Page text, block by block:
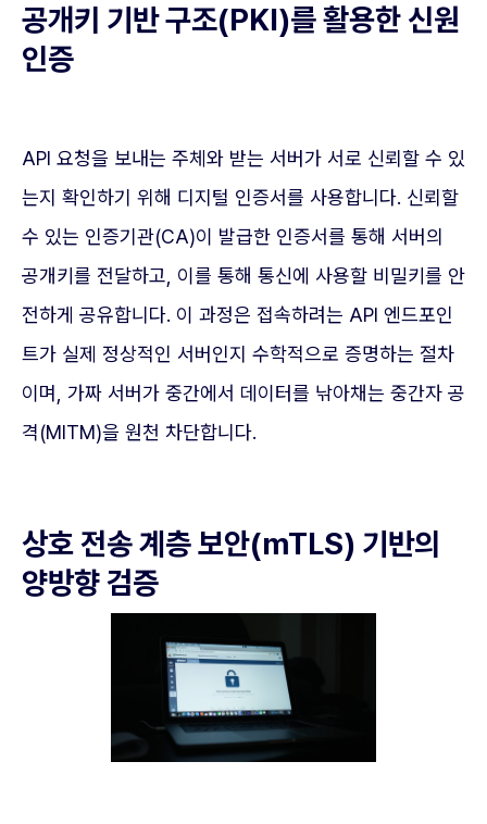
공개키 기반 구조(PKI)를 활용한 신원
인증
API 요청을 보내는 주체와 받는 서버가 서로 신뢰할 수 있
는지 확인하기 위해 디지털 인증서를 사용합니다. 신뢰할
수 있는 인증기관(CA)이 발급한 인증서를 통해 서버의
공개키를 전달하고, 이를 통해 통신에 사용할 비밀키를 안
전하게 공유합니다. 이 과정은 접속하려는 API 엔드포인
트가 실제 정상적인 서버인지 수학적으로 증명하는 절차
이며, 가짜 서버가 중간에서 데이터를 낚아채는 중간자 공
격(MITM)을 원천 차단합니다.
상호 전송 계층 보안(mTLS) 기반의
양방향 검증